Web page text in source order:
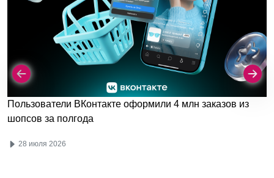
Пользователи ВКонтакте оформили 4 млн заказов из
шопсов за полгода
28 июля 2026